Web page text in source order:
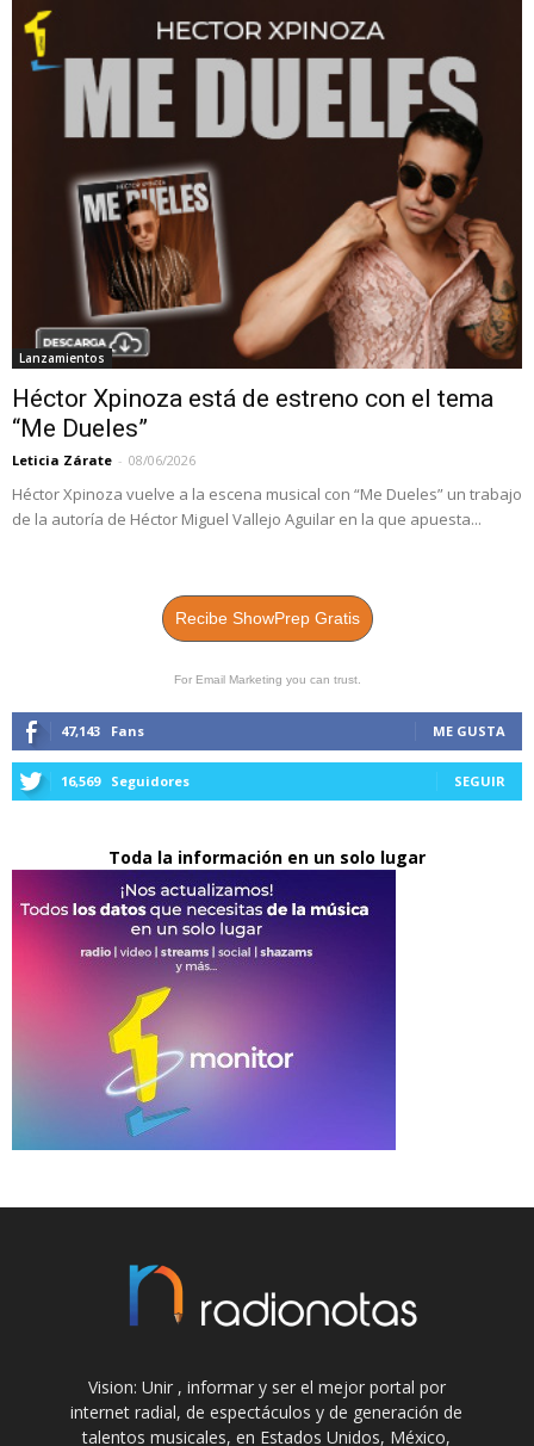
Lanzamientos
Héctor Xpinoza está de estreno con el tema
“Me Dueles”
Leticia Zárate - 08/06/2026
Héctor Xpinoza vuelve a la escena musical con “Me Dueles” un trabajo
de la autoría de Héctor Miguel Vallejo Aguilar en la que apuesta...
Recibe ShowPrep Gratis
For Email Marketing you can trust.
47,143 Fans ME GUSTA
16,569 Seguidores SEGUIR
Toda la información en un solo lugar
Vision: Unir , informar y ser el mejor portal por
internet radial, de espectáculos y de generación de
talentos musicales, en Estados Unidos, México,